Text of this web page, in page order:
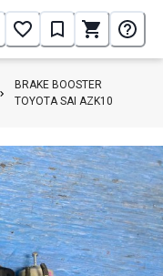
BRAKE BOOSTER
TOYOTA SAI AZK10
1 / 2